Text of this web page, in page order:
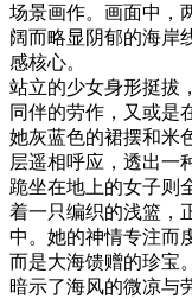
场景画作。画面中，
阔而略显阴郁的海岸
感核心。
站立的少女身形挺拔
同伴的劳作，又或是
她灰蓝色的裙摆和米
层遥相呼应，透出一
跪坐在地上的女子则
着一只编织的浅篮，
中。她的神情专注而
而是大海馈赠的珍宝
暗示了海风的微凉与